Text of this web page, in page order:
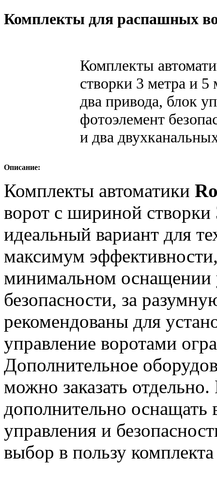
Комплекты для распашных
Комплекты
створки 3 метра и 5
два привода, блок
фотоэлемент
и два
Описание:
Комплекты автоматики
ворот с шириной
идеальный вариант для
максимум
минимальном оснащении
безопасности, за
рекомендованы для
управление воротами
Дополнительное
можно заказать
дополнительно оснащать
управления и
выбор в пользу